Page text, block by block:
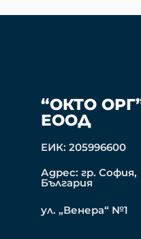
“ОКТО
ЕООД
ЕИК: 205996600
Адрес: гр. София,
България
ул. „Венера“ №1